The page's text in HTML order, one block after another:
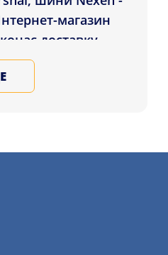
магазин
доставку
8
R16 99V XL